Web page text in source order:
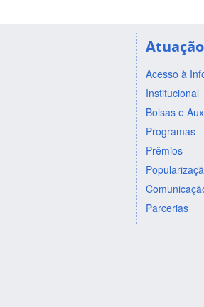
Atuação
Acesso à
Institucional
Bolsas e
Programas
Prêmios
Parcerias